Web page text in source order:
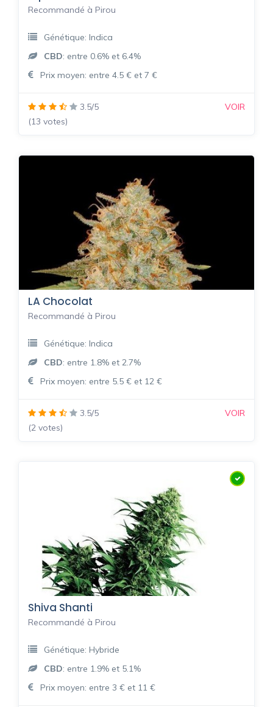
Recommandé à Pirou
Génétique: Indica
CBD: entre 0.6% et 6.4%
Prix moyen: entre 4.5 € et 7 €
3.5/5
(13 votes)
VOIR
LA Chocolat
Recommandé à Pirou
Génétique: Indica
CBD: entre 1.8% et 2.7%
Prix moyen: entre 5.5 € et 12 €
3.5/5
(2 votes)
VOIR
Shiva Shanti
Recommandé à Pirou
Génétique: Hybride
CBD: entre 1.9% et 5.1%
Prix moyen: entre 3 € et 11 €